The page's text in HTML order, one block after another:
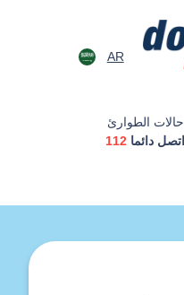
AR
حالات الطوارئ
اتصل دائما 112